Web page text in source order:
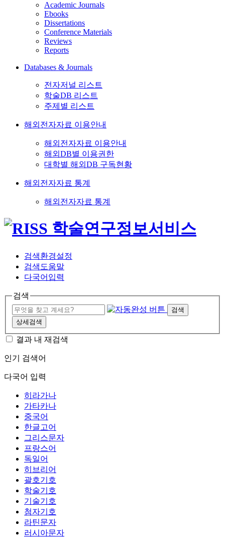
Academic Journals
Ebooks
Dissertations
Conference Materials
Reviews
Reports
Databases & Journals
전자저널 리스트
학술DB 리스트
주제별 리스트
해외전자자료 이용안내
해외전자자료 이용안내
해외DB별 이용권한
대학별 해외DB 구독현황
해외전자자료 통계
해외전자자료 통계
검색환경설정
검색도움말
다국어입력
검색
검색
상세검색
결과 내 재검색
인기 검색어
다국어 입력
히라가나
가타카나
중국어
한글고어
그리스문자
프랑스어
독일어
히브리어
괄호기호
학술기호
기술기호
첨자기호
라틴문자
러시아문자